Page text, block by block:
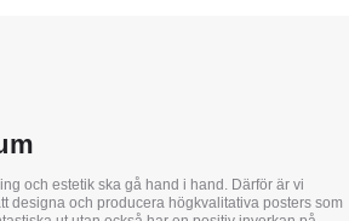
och estetik ska gå hand i hand. Därför är vi
designa och producera högkvalitativa posters som